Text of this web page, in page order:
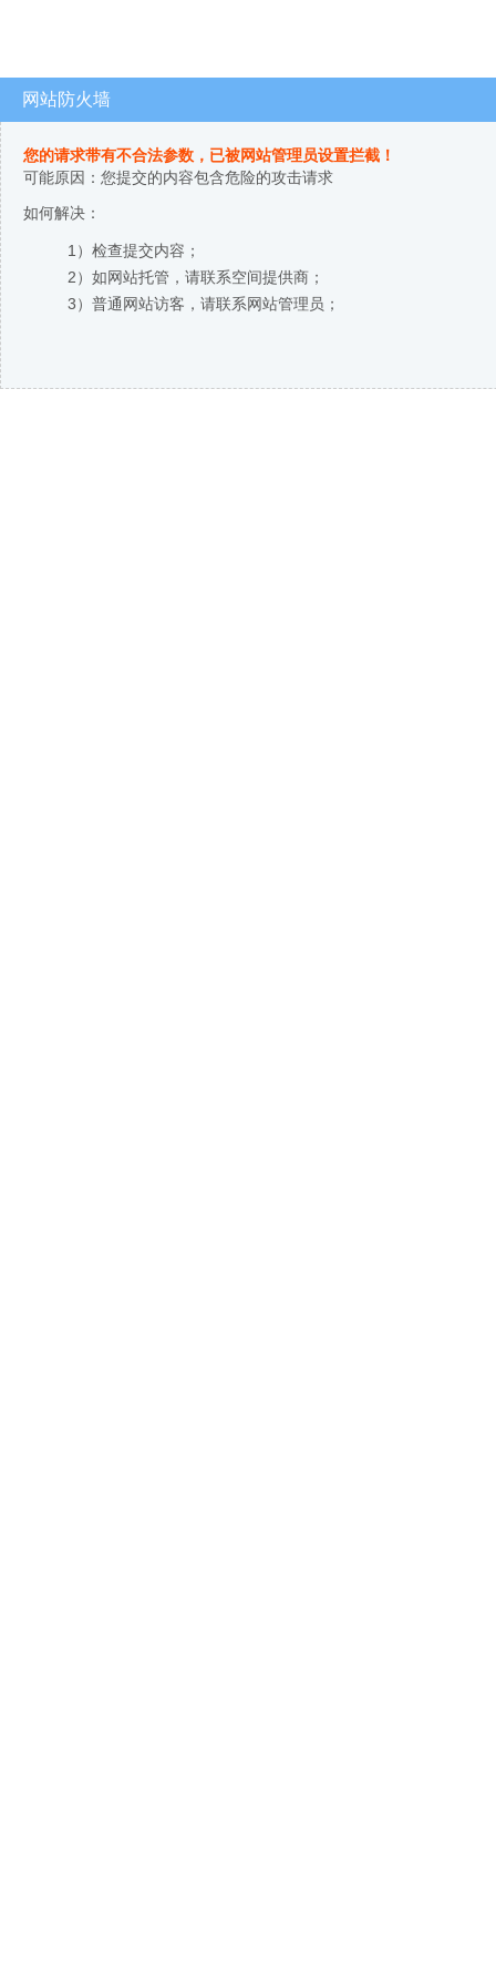
网站防火墙
您的请求带有不合法参数，已被网站管理员设置拦截！
可能原因：您提交的内容包含危险的攻击请求
如何解决：
1）检查提交内容；
2）如网站托管，请联系空间提供商；
3）普通网站访客，请联系网站管理员；